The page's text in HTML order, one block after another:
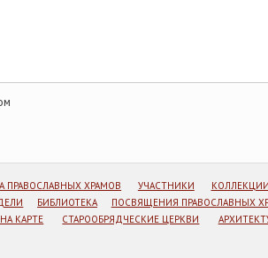
ПРАВОСЛАВНЫХ ХРАМОВ УЧАСТНИКИ КОЛЛЕКЦИИ
БИБЛИОТЕКА ПОСВЯЩЕНИЯ ПРАВОСЛАВНЫХ
КАРТЕ СТАРООБРЯДЧЕСКИЕ ЦЕРКВИ